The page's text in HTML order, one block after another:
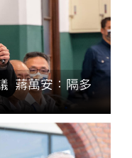
蔣萬安：隔多